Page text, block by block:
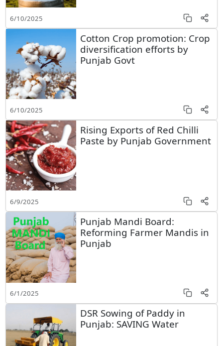
6/10/2025
Cotton Crop promotion: Crop
diversification efforts by
Punjab Govt
6/10/2025
Rising Exports of Red Chilli
Paste by Punjab Government
6/9/2025
Punjab Mandi Board:
Reforming Farmer Mandis in
Punjab
6/1/2025
DSR Sowing of Paddy in
Punjab: SAVING Water